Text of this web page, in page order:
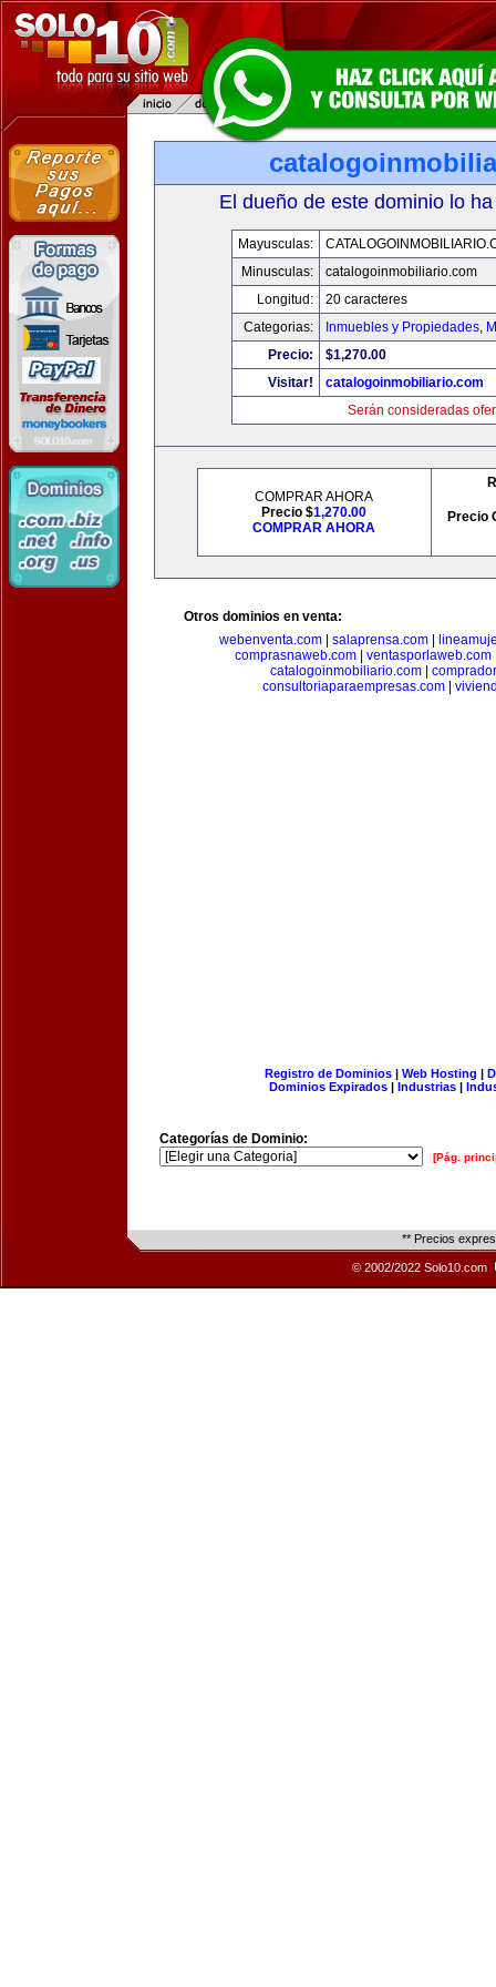
El dueño de este dominio lo
Mayusculas:
Minusculas:
catalogoinmobiliario.com
Longitud:
20 caracteres
Categorias:
Inmuebles y Propiedades,
Precio:
$1,270.00
Visitar!
catalogoinmobiliario.com
Serán consideradas
COMPRAR AHORA
Precio $1,270.00
COMPRAR AHORA
Precio
Otros dominios en venta:
webenventa.com
salaprensa.com
comprasnaweb.com
ventasporlaweb.com
catalogoinmobiliario.com|
consultoriaparaempresas.com|
Registro de Dominios| Web Hosting |
Dominios Expirados | Industrias |
Categorías de Dominio:
[Pág.
** Precios
© 2002/2022 Solo10.com